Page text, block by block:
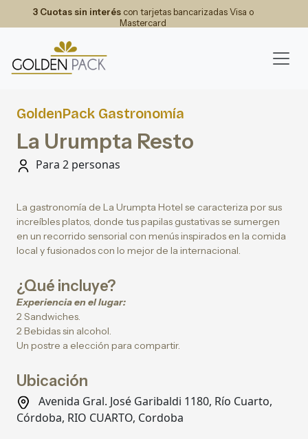
3 Cuotas sin interéscon tarjetas bancarizadas Visa o
Mastercard
GoldenPack Gastronomía
La Urumpta Resto
Para 2 personas
La gastronomía de La Urumpta Hotel se caracteriza por sus
increíbles platos, donde tus papilas gustativas se sumergen
en un recorrido sensorial con menús inspirados en la comida
local y fusionados con lo mejor de la internacional.
¿Qué incluye?
Experiencia en el lugar:
2 Sandwiches.
2 Bebidas sin alcohol.
Un postre a elección para compartir.
Ubicación
Avenida Gral. José Garibaldi 1180, Río Cuarto,
Córdoba, RIO CUARTO, Cordoba